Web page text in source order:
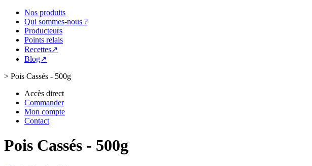
Nos produits
Qui sommes-nous ?
Producteurs
Points relais
Recettes↗
Blog↗
> Pois Cassés - 500g
Accès direct
Commander
Mon compte
Contact
Pois Cassés - 500g